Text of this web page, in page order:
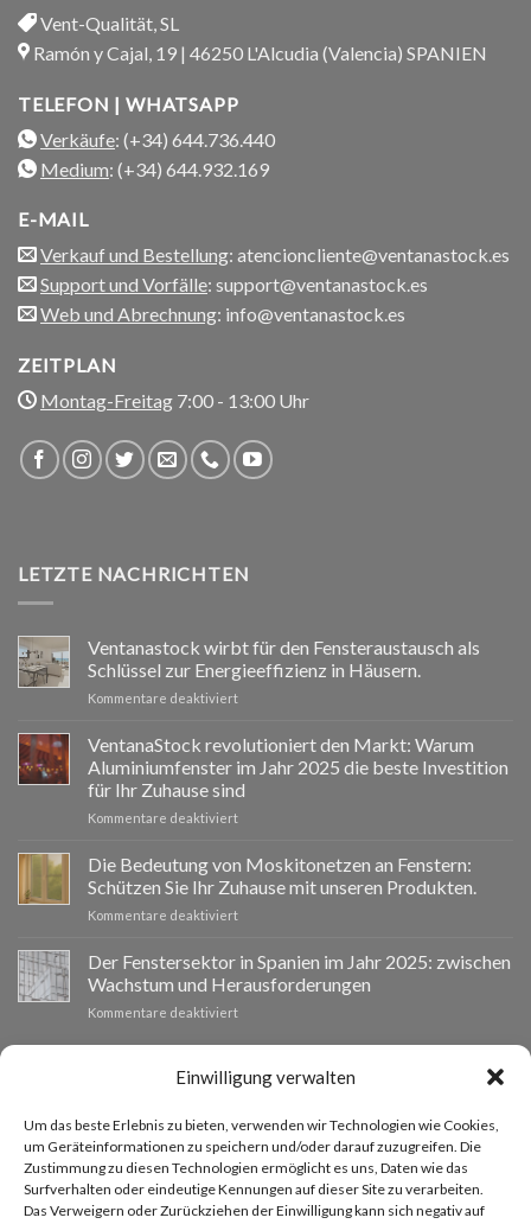
Einwilligung verwalten
Um das beste Erlebnis zu bieten, verwenden wir Technologien wie Cookies,
um Geräteinformationen zu speichern und/oder darauf zuzugreifen. Die
Zustimmung zu diesen Technologien ermöglicht es uns, Daten wie das
Surfverhalten oder eindeutige Kennungen auf dieser Site zu verarbeiten.
Das Verweigern oder Zurückziehen der Einwilligung kann sich negativ auf
Vent-Qualität, SL
Ramón y Cajal, 19 | 46250 L'Alcudia (Valencia) SPANIEN
TELEFON | WHATSAPP
Verkäufe: (+34) 644.736.440
Medium: (+34) 644.932.169
E-MAIL
Verkauf und Bestellung: atencioncliente@ventanastock.es
Support und Vorfälle: support@ventanastock.es
Web und Abrechnung: info@ventanastock.es
ZEITPLAN
Montag-Freitag 7:00 - 13:00 Uhr
LETZTE NACHRICHTEN
Ventanastock wirbt für den Fensteraustausch als
Schlüssel zur Energieeffizienz in Häusern.
Kommentare deaktiviertfür
impulsa
el
cambio
de
ventanas
clave
para
la
eficiencia
en
los
VentanaStock revolutioniert den Markt: Warum
Aluminiumfenster im Jahr 2025 die beste Investition
für Ihr Zuhause sind
Kommentare deaktiviertfür
VentanaStock
revoluciona
el
mercado:
qué
de
la
inversión
para
tu
hogar
en
2025
Die Bedeutung von Moskitonetzen an Fenstern:
Schützen Sie Ihr Zuhause mit unseren Produkten.
Kommentare deaktiviertfür
importancia
de
las
mosquiteras
ventanas:
hogar
con
nuestros
productos.
Der Fenstersektor in Spanien im Jahr 2025: zwischen
Wachstum und Herausforderungen
Kommentare deaktiviertfür
de
las
en
España
en
2025:
entre
INDIVIDUELLES BUDGET
Wenn Sie Fenster anderer Größen benötigen, können Sie über
unser Angebotsanfrageformular ein individuelles Angebot
anfordern.